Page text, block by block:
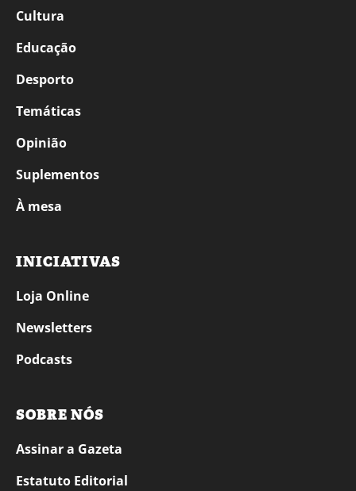
Cultura
Educação
Desporto
Temáticas
Opinião
Suplementos
À mesa
INICIATIVAS
Loja Online
Newsletters
Podcasts
SOBRE NÓS
Assinar a Gazeta
Estatuto Editorial